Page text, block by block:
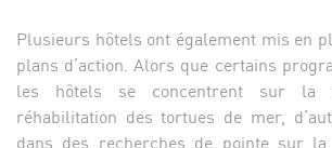
Plusieurs hôtels ont également mis en
plans d’action. Alors que certains
les hôtels se concentrent sur la
réhabilitation des tortues de mer,
dans des recherches de pointe sur la